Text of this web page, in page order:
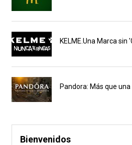
KELME.Una Marca sin
Pandora: Más que
Bienvenidos